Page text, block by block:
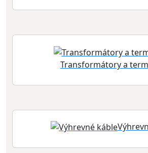
Transformátory a